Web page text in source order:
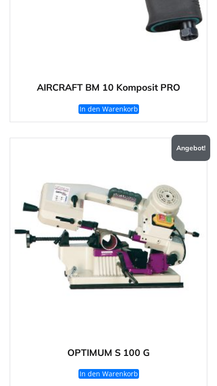
AIRCRAFT BM 10 Komposit PRO
In den Warenkorb
Angebot!
OPTIMUM S 100 G
In den Warenkorb